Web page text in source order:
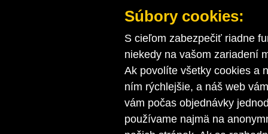
Súbory cookies:
S cieľom zabezpečiť riadne
niekedy na vašom zariadení
Ak povolíte všetky cookies a
ním rýchlejšie, a náš web
vám počas objednávky
používame najmä na